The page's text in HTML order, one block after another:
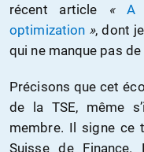
récent article
« A
optimization », dont
qui ne manque pas de
Précisons que cet
de la TSE, même
membre. Il signe ce
Suisse de